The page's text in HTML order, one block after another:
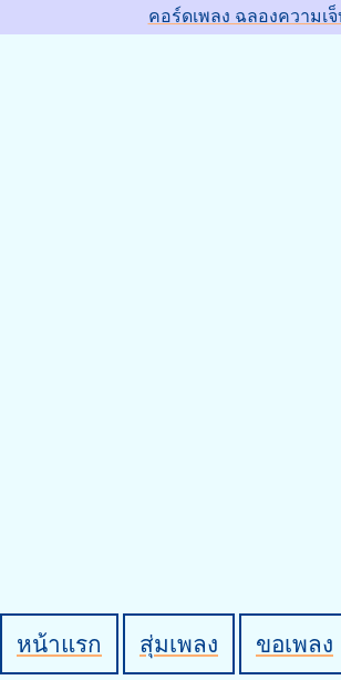
คอร์ดเพลง ฉลองความเจ็
หน้าแรก สุ่มเพลง ขอเพลง